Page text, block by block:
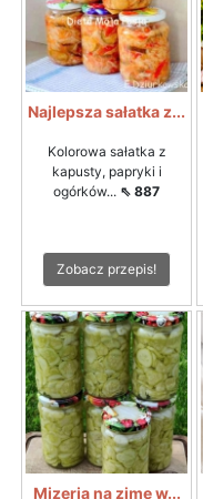
Najlepsza sałatka z...
Kolorowa sałatka z
kapusty, papryki i
ogórków... ⇖ 887
Zobacz przepis!
Mizeria na zimę w...